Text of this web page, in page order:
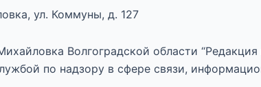
ул. Коммуны, д. 127
Волгоградской области “Редакция
по надзору в сфере связи,